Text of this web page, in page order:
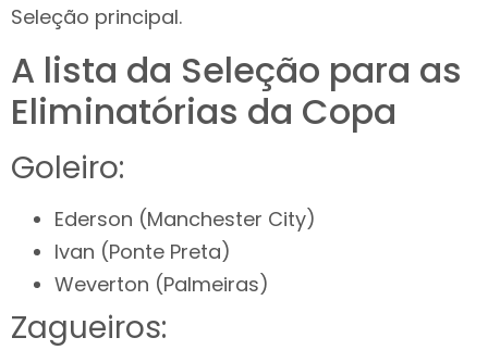
Seleção principal.
A lista da Seleção para as
Eliminatórias da Copa
Goleiro:
Ederson (Manchester City)
Ivan (Ponte Preta)
Weverton (Palmeiras)
Zagueiros: